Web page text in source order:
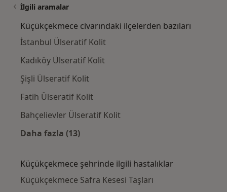
İlgili aramalar
Küçükçekmece civarındaki ilçelerden bazıları
İstanbul Ülseratif Kolit
Kadıköy Ülseratif Kolit
Şişli Ülseratif Kolit
Fatih Ülseratif Kolit
Bahçelievler Ülseratif Kolit
Daha fazla (13)
Küçükçekmece şehrinde ilgili hastalıklar
Küçükçekmece Safra Kesesi Taşları